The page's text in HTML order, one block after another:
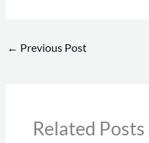
← Previous Post
Related Posts